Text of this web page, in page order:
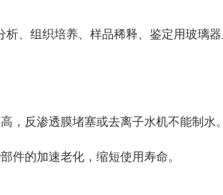
组织培养、样品稀释、鉴定用玻璃器
反渗透膜堵塞或去离子水机不能制水。
的加速老化，缩短使用寿命。